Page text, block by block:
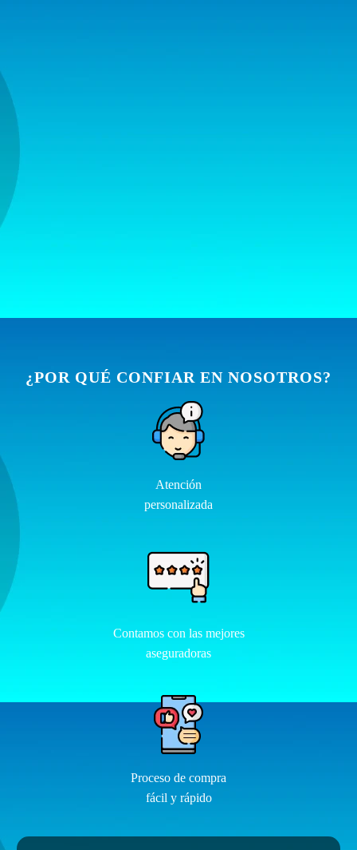
¿POR QUÉ CONFIAR EN NOSOTROS?
Atención
personalizada
Contamos con las mejores
aseguradoras
Proceso de compra
fácil y rápido